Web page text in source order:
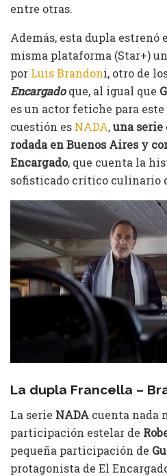
entre otras.
Además, esta dupla estrenó
misma plataforma (Star+)
por Luis Brandoni, otro de
Encargadoque, al igual que
es un actor fetiche para este
cuestión es NADA,una serie
rodada en Buenos Aires y
Encargado, que cuenta la
sofisticado crítico culinario
La dupla Francella –
La serie NADA cuenta nada
participación estelar de
pequeña participación de
protagonista de El